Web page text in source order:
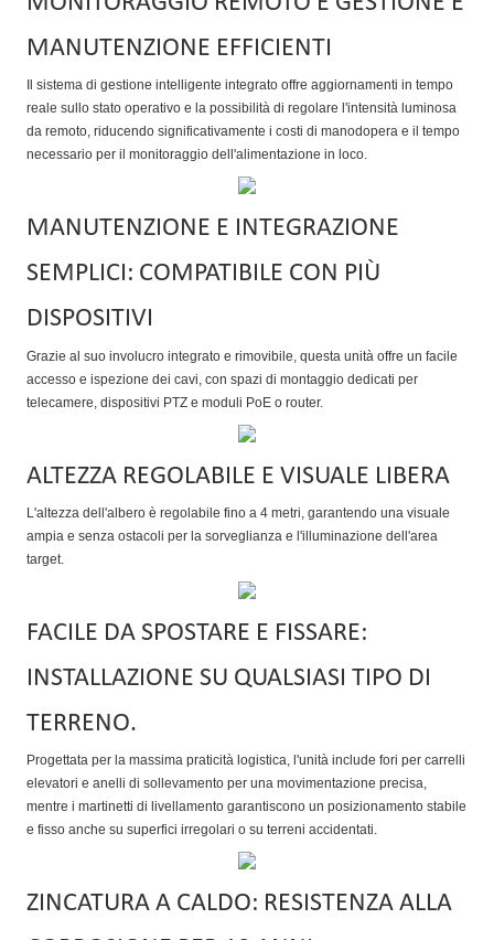
MANUTENZIONE EFFICIENTI
Il sistema di gestione intelligente integrato offre aggiornamenti in tempo
reale sullo stato operativo e la possibilità di regolare l'intensità luminosa
da remoto, riducendo significativamente i costi di manodopera e il tempo
necessario per il monitoraggio dell'alimentazione in loco.
MANUTENZIONE E INTEGRAZIONE
SEMPLICI: COMPATIBILE CON PIÙ
DISPOSITIVI
Grazie al suo involucro integrato e rimovibile, questa unità offre un facile
accesso e ispezione dei cavi, con spazi di montaggio dedicati per
telecamere, dispositivi PTZ e moduli PoE o router.
ALTEZZA REGOLABILE E VISUALE LIBERA
L'altezza dell'albero è regolabile fino a 4 metri, garantendo una visuale
ampia e senza ostacoli per la sorveglianza e l'illuminazione dell'area
target.
FACILE DA SPOSTARE E FISSARE:
INSTALLAZIONE SU QUALSIASI TIPO DI
TERRENO.
Progettata per la massima praticità logistica, l'unità include fori per carrelli
elevatori e anelli di sollevamento per una movimentazione precisa,
mentre i martinetti di livellamento garantiscono un posizionamento stabile
e fisso anche su superfici irregolari o su terreni accidentati.
ZINCATURA A CALDO: RESISTENZA ALLA